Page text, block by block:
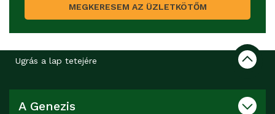
MEGKERESEM AZ ÜZLETKÖTŐM
Ugrás a lap tetejére
A Genezis